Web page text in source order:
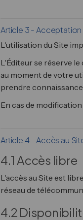
Article 3 - Acceptation
L'utilisation du Site
L'Éditeur se réserve
au moment de votre
prendre
En cas de
Article 4 - Accès au
4.1 Accès libre
L'accès au Site est
réseau de
4.2